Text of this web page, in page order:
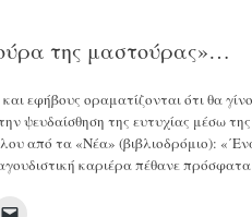
της μαστούρας»…
εφήβους οραματίζονται ότι θα
ψευδαίσθηση της ευτυχίας μέσω
από τα «Νέα» (βιβλιοδρόμιο):
καριέρα πέθανε